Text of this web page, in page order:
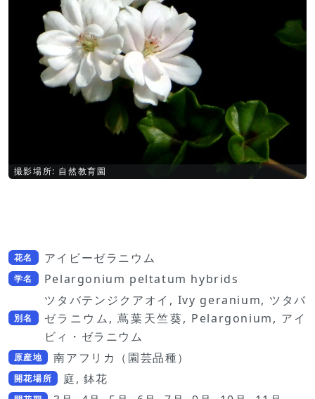
撮影場所: 自然教育園
花名 アイビーゼラニウム
学名 Pelargonium peltatum hybrids
別名
ツタバテンジクアオイ, Ivy geranium, ツタバ
ゼラニウム, 蔦葉天竺葵, Pelargonium, アイ
ビィ・ゼラニウム
原産地 南アフリカ（園芸品種）
開花場所 庭, 鉢花